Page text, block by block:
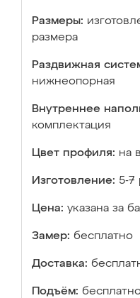
Размеры:
размера
Раздвижная
нижнеопорная
Внутреннее
комплектация
Цвет профиля: на
Изготовление: 5-7
Цена: указана за
Замер: бесплатно
Доставка:
Подъём: